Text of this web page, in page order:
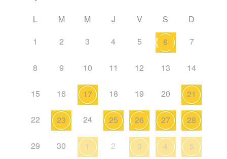
L M M J V S
D
1
2 3 4 5 6 7
8 9 10 11 12 13 14
15 16 17 18 19 20 21
22 23 24 25 26 27 28
29 30 1 2 3 4 5